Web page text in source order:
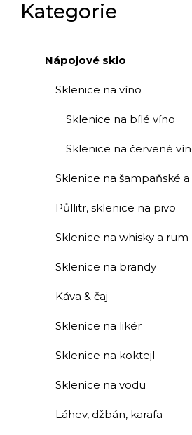
Kategorie
Nápojové sklo
Sklenice na víno
Sklenice na bílé víno
Sklenice na červené
Sklenice na šampaňské
Půllitr, sklenice na pivo
Sklenice na whisky a rum
Sklenice na brandy
Káva & čaj
Sklenice na likér
Sklenice na koktejl
Sklenice na vodu
Láhev, džbán, karafa